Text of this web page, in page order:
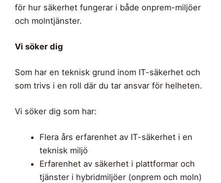
för hur säkerhet fungerar i både onprem-miljöer
och molntjänster.
Vi söker dig
Som har en teknisk grund inom IT-säkerhet och
som trivs i en roll där du tar ansvar för helheten.
Vi söker dig som har:
Flera års erfarenhet av IT-säkerhet i en
teknisk miljö
Erfarenhet av säkerhet i plattformar och
tjänster i hybridmiljöer (onprem och moln)